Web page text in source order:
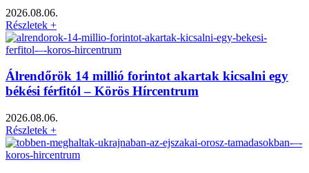
2026.08.06.
Részletek +
Álrendőrök 14 millió forintot akartak kicsalni egy
békési férfitól – Körös Hírcentrum
2026.08.06.
Részletek +